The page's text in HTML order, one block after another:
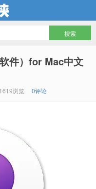
件）for Mac中文
1619浏览 0评论